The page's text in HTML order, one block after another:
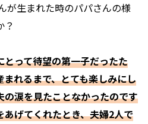
が生まれた時のパパさんの様
？
とって待望の第一子だったた
れるまで、とても楽しみにし
涙を見たことなかったのです
げてくれたとき、夫婦2人で